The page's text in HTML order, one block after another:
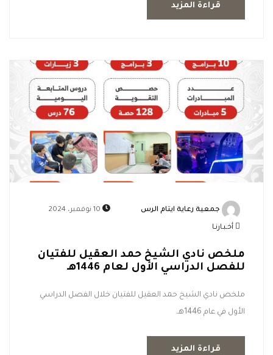
قراءة المزيد
جمعية رعاية ايتام الرس
أخـبـارنـا
ملخص نادي الشيخ حمد العقيل للفتيان
للفصل الدراسي الأول لعام 1446هـ
ملخص نادي الشيخ حمد العقيل للفتيان ‏خلال الفصل الدراسي
الأول في عام 1446هـ.
قراءة المزيد